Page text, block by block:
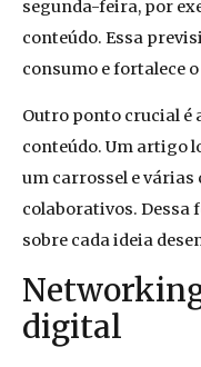
segunda-feira, por
conteúdo. Essa
consumo e fortalece
Outro ponto crucial é
conteúdo. Um artigo
um carrossel e
colaborativos. Dessa
sobre cada ideia
digital